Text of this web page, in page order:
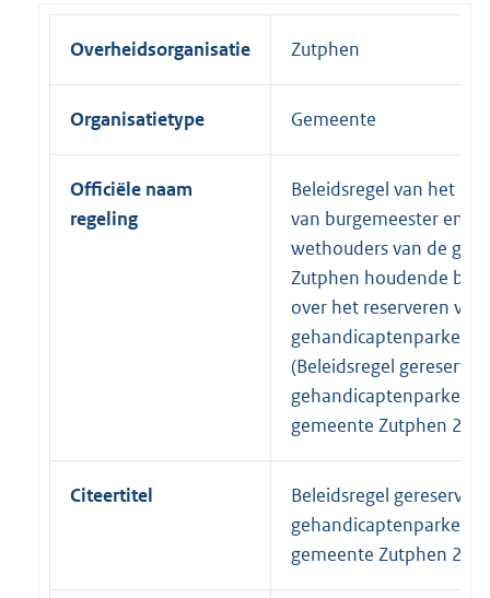
Overheidsorganisatie Zutphen
Organisatietype Gemeente
Officiële naam
regeling
Beleidsregel van het
van burgemeester en
wethouders van de
Zutphen houdende
over het reserveren van
(Beleidsregel
gemeente Zutphen
Citeertitel
Beleidsregel
gemeente Zutphen